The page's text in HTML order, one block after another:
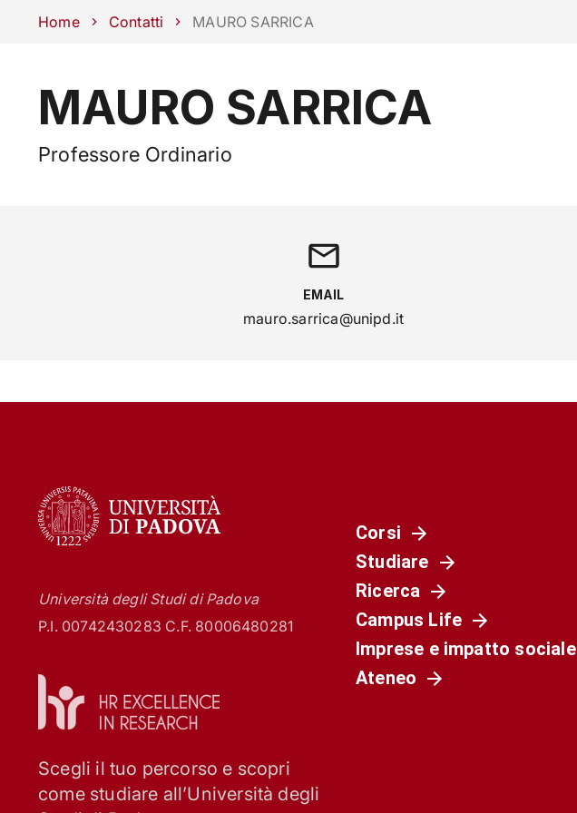
Scuole Dipartimenti CentriSostieni UnipdArea stampa
CORSI STUDIARE RICERCA
Home Contatti MAURO SARRICA
MAURO SARRICA
Professore Ordinario
EMAIL
mauro.sarrica@unipd.it
Università degli Studi di Padova
P.I. 00742430283 C.F. 80006480281
Scegli il tuo percorso e scopri
come studiare all’Università degli
Corsi
Studiare
Ricerca
Campus Life
Imprese e impatto sociale
Ateneo